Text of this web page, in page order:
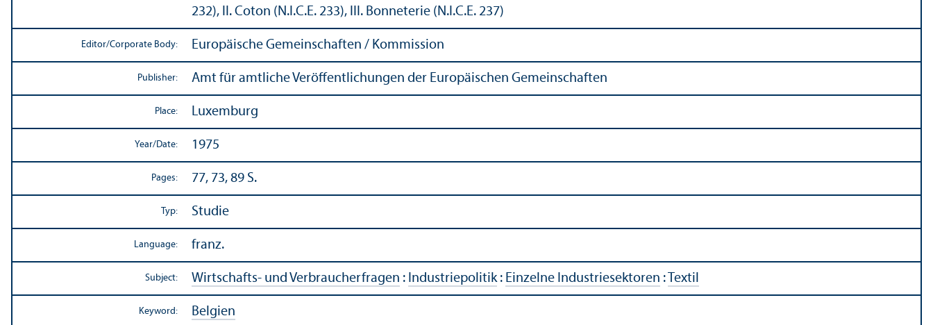
232), II. Coton (N.I.C.E. 233), III. Bonneterie (N.I.C.E. 237)
Editor/Corporate Body: Europäische Gemeinschaften / Kommission
Publisher: Amt für amtliche Veröffentlichungen der Europäischen Gemeinschaften
Place: Luxemburg
Year/Date: 1975
Pages: 77, 73, 89 S.
Typ: Studie
Language: franz.
Subject: Wirtschafts- und Verbraucherfragen : Industriepolitik: Einzelne Industriesektoren : Textil
Keyword: Belgien